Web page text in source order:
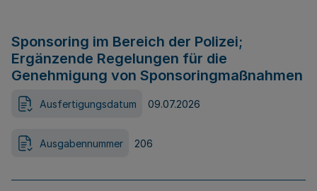
Sponsoring im Bereich der Polizei;
Ergänzende Regelungen für die
Genehmigung von Sponsoringmaßnahmen
Ausfertigungsdatum 09.07.2026
Ausgabennummer 206